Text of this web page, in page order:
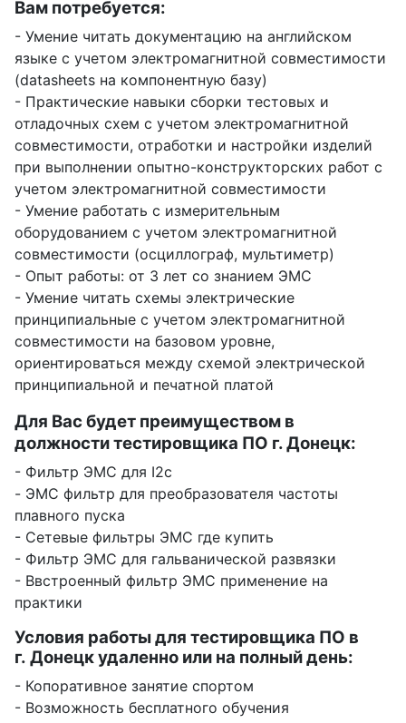
Вам потребуется:
- Умение читать документацию на английском
языке с учетом электромагнитной совместимости
(datasheets на компонентную базу)
- Практические навыки сборки тестовых и
отладочных схем с учетом электромагнитной
совместимости, отработки и настройки изделий
при выполнении опытно-конструкторских работ с
учетом электромагнитной совместимости
- Умение работать с измерительным
оборудованием с учетом электромагнитной
совместимости (осциллограф, мультиметр)
- Опыт работы: от 3 лет со знанием ЭМС
- Умение читать схемы электрические
принципиальные с учетом электромагнитной
совместимости на базовом уровне,
ориентироваться между схемой электрической
принципиальной и печатной платой
Для Вас будет преимуществом в
должности тестировщика ПО г. Донецк:
- Фильтр ЭМС для I2c
- ЭМС фильтр для преобразователя частоты
плавного пуска
- Сетевые фильтры ЭМС где купить
- Фильтр ЭМС для гальванической развязки
- Ввстроенный фильтр ЭМС применение на
практики
Условия работы для тестировщика ПО в
г. Донецк удаленно или на полный день:
- Копоративное занятие спортом
- Возможность бесплатного обучения